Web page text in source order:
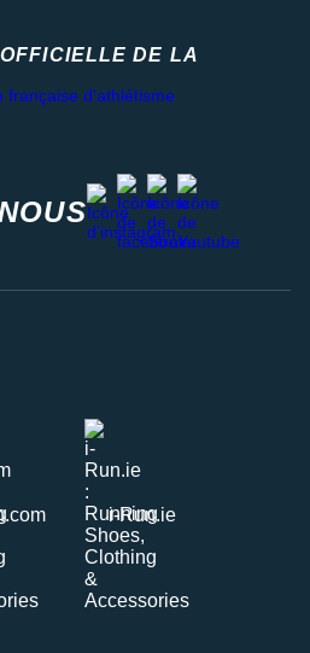
DE LA
instagram
facebook
stravayoutube
i-Run.ie